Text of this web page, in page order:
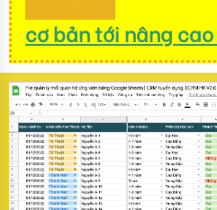
cơ bản tới nâng